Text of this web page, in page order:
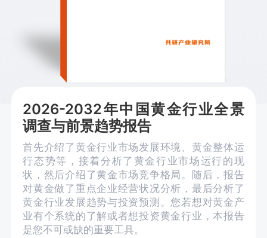
2026-2032年中国黄金行业全景
调查与前景趋势报告
首先介绍了黄金行业市场发展环境、黄金整体运
行态势等，接着分析了黄金行业市场运行的现
状，然后介绍了黄金市场竞争格局。随后，报告
对黄金做了重点企业经营状况分析，最后分析了
黄金行业发展趋势与投资预测。您若想对黄金产
业有个系统的了解或者想投资黄金行业，本报告
是您不可或缺的重要工具。